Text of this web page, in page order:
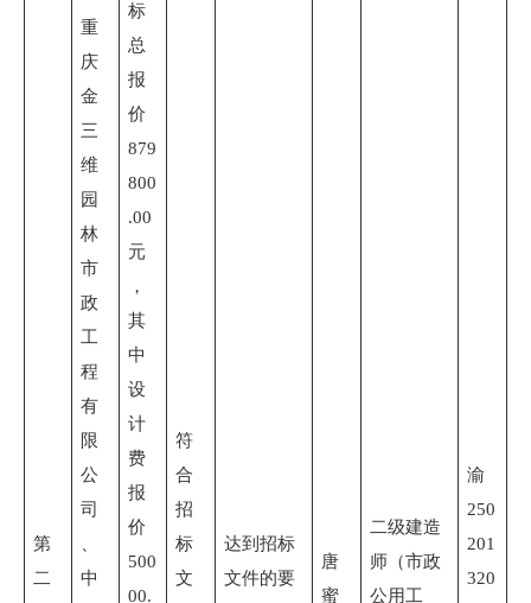
第
二
重
庆
金
三
维
园
林
市
政
工
程
有
限
公
司
中
标
总
报
价
879
800
.00
元
，
其
中
设
计
费
报
价
500
00.
符
合
招
标
文
达到招标
文件的要
唐
蜜
二级建造
师（市政
公用工
渝
250
201
320